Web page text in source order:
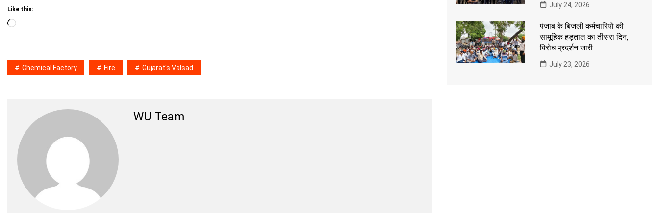
Like this:
Loading…
Chemical Factory Fire Gujarat's Valsad
WU Team
July 24, 2026
पंजाब के बिजली कर्मचारियों की
सामूहिक हड़ताल का तीसरा दिन,
विरोध प्रदर्शन जारी
July 23, 2026